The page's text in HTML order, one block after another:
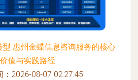
型 惠州金蝶信息咨询服务的核心
价值与实践路径
：2026-08-07 02:27:45